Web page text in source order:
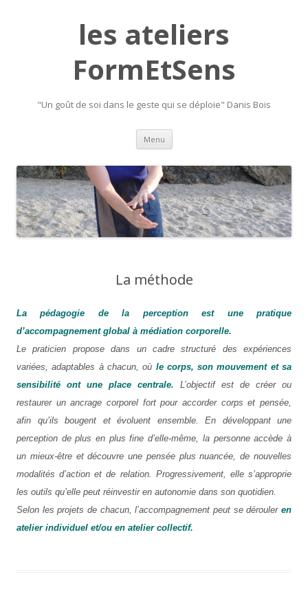
les ateliers
FormEtSens
"Un goût de soi dans le geste qui se déploie" Danis Bois
Menu Skip
content
La méthode
La pédagogie de la perception est une pratique
d’accompagnement global à médiation corporelle.
Le praticien propose dans un cadre structuré des expériences
variées, adaptables à chacun, où le corps, son mouvement et sa
sensibilité ont une place centrale. L’objectif est de créer ou
restaurer un ancrage corporel fort pour accorder corps et pensée,
afin qu’ils bougent et évoluent ensemble. En développant une
perception de plus en plus fine d’elle-même, la personne accède à
un mieux-être et découvre une pensée plus nuancée, de nouvelles
modalités d’action et de relation. Progressivement, elle s’approprie
les outils qu’elle peut réinvestir en autonomie dans son quotidien.
Selon les projets de chacun, l’accompagnement peut se dérouler en
atelier individuel et/ou en atelier collectif.